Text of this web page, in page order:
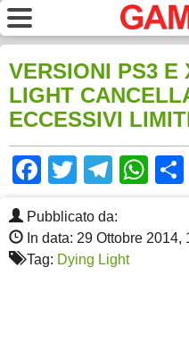
VERSIONI PS3 E
LIGHT
ECCESSIVI
Facebook
Twitter
Pubblicato da:
In data: 29 Ottobre 2014,
Tag: Dying Light